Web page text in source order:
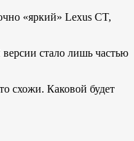
«яркий» Lexus CT,
стало лишь частью
схожи. Каковой будет